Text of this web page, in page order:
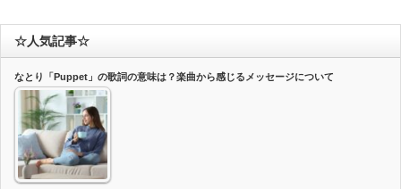
☆人気記事☆
なとり「Puppet」の歌詞の意味は？楽曲から感じるメッセージについて